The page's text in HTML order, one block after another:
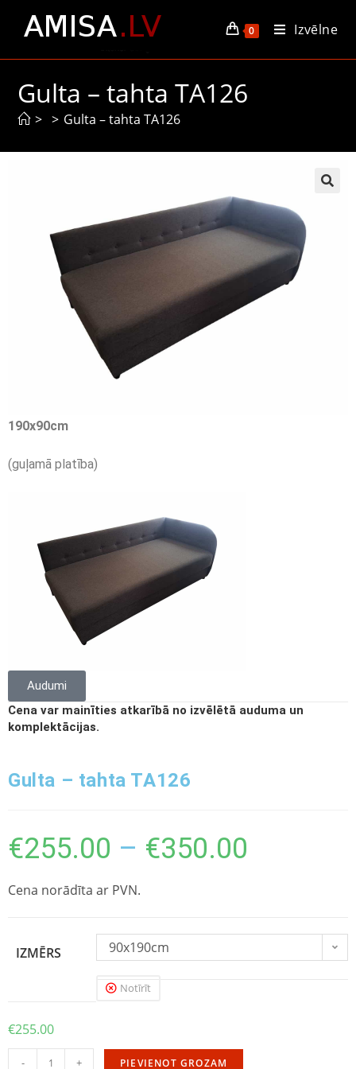
0 Izvēlne
Gulta – tahta TA126
> > Gulta – tahta TA126
190x90cm
(guļamā platība)
Audumi
Cena var mainīties atkarībā no izvēlētā auduma un
komplektācijas.
Gulta – tahta TA126
€255.00 – €350.00
Cena norādīta ar PVN.
IZMĒRS 90x190cm
Notīrīt
€255.00
- + PIEVIENOT GROZAM